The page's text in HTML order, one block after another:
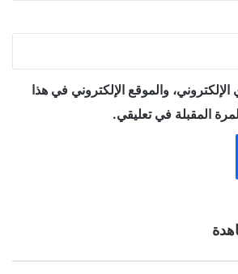
والموقع الإلكتروني في هذا
المقبلة في تعليقي.